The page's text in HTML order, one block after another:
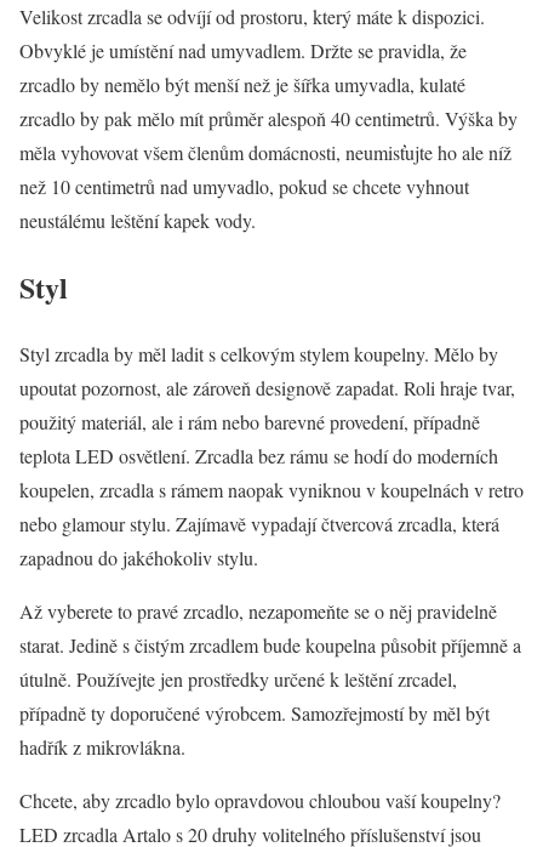
Velikost zrcadla se odvíjí od prostoru, který máte k dispozici.
Obvyklé je umístění nad umyvadlem. Držte se pravidla, že
zrcadlo by nemělo být menší než je šířka umyvadla, kulaté
zrcadlo by pak mělo mít průměr alespoň 40 centimetrů. Výška by
měla vyhovovat všem členům domácnosti, neumisťujte ho ale níž
než 10 centimetrů nad umyvadlo, pokud se chcete vyhnout
neustálému leštění kapek vody.
Styl
Styl zrcadla by měl ladit s celkovým stylem koupelny. Mělo by
upoutat pozornost, ale zároveň designově zapadat. Roli hraje tvar,
použitý materiál, ale i rám nebo barevné provedení, případně
teplota LED osvětlení. Zrcadla bez rámu se hodí do moderních
koupelen, zrcadla s rámem naopak vyniknou v koupelnách v retro
nebo glamour stylu. Zajímavě vypadají čtvercová zrcadla, která
zapadnou do jakéhokoliv stylu.
Až vyberete to pravé zrcadlo, nezapomeňte se o něj pravidelně
starat. Jedině s čistým zrcadlem bude koupelna působit příjemně a
útulně. Používejte jen prostředky určené k leštění zrcadel,
případně ty doporučené výrobcem. Samozřejmostí by měl být
hadřík z mikrovlákna.
Chcete, aby zrcadlo bylo opravdovou chloubou vaší koupelny?
LED zrcadla Artalo s 20 druhy volitelného příslušenství jsou